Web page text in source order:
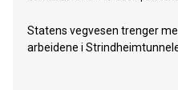
Statens vegvesen trenger
arbeidene i